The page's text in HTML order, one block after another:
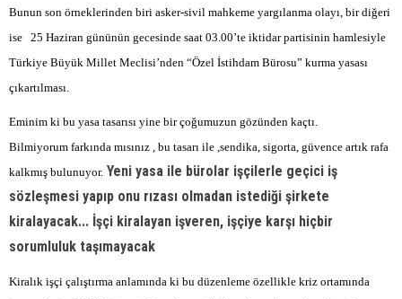
Bunun son örneklerinden biri asker-sivil mahkeme yargılanma olayı, bir diğeri
ise 25 Haziran gününün gecesinde saat 03.00’te iktidar partisinin hamlesiyle
Türkiye Büyük Millet Meclisi’nden “Özel İstihdam Bürosu” kurma yasası
çıkartılması.
Eminim ki bu yasa tasarısı yine bir çoğumuzun gözünden kaçtı.
Bilmiyorum farkında mısınız , bu tasarı ile ,sendika, sigorta, güvence artık rafa
kalkmış bulunuyor. Yeni yasa ile bürolar işçilerle geçici iş
sözleşmesi yapıp onu rızası olmadan istediği şirkete
kiralayacak... İşçi kiralayan işveren, işçiye karşı hiçbir
sorumluluk taşımayacak
Kiralık işçi çalıştırma anlamında ki bu düzenleme özellikle kriz ortamında